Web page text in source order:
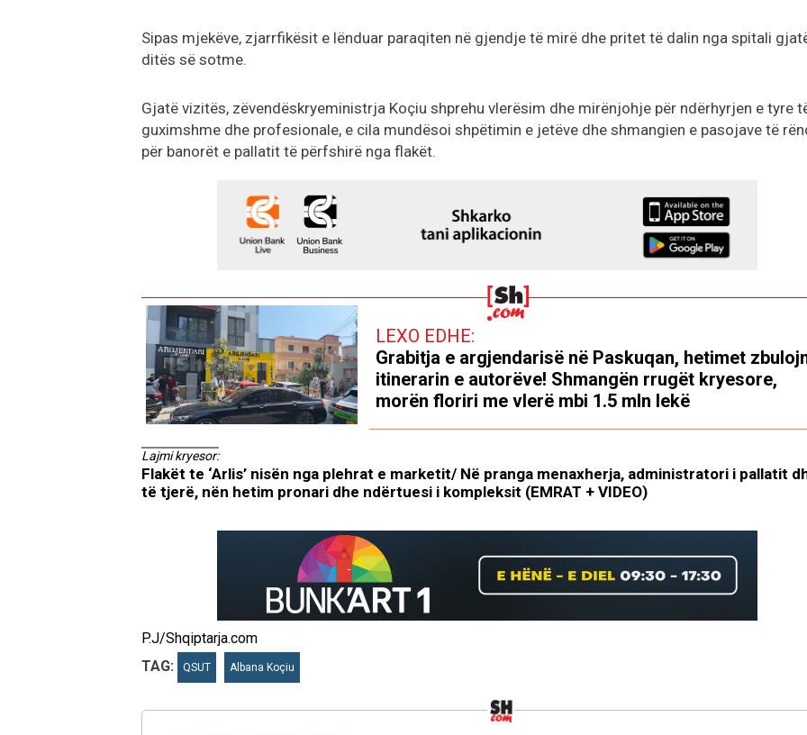
Sipas mjekëve, zjarrfikësit e lënduar paraqiten në gjendje të mirë dhe pritet të dalin nga spitali
ditës së sotme.
Gjatë vizitës, zëvendëskryeministrja Koçiu shprehu vlerësim dhe mirënjohje për ndërhyrjen e tyre
guximshme dhe profesionale, e cila mundësoi shpëtimin e jetëve dhe shmangien e pasojave të
për banorët e pallatit të përfshirë nga flakët.
LEXO EDHE:
Grabitja e argjendarisë në Paskuqan, hetimet
itinerarin e autorëve! Shmangën rrugët kryesore,
morën floriri me vlerë mbi 1.5 mln lekë
Lajmi kryesor:
Flakët te ‘Arlis’ nisën nga plehrat e marketit/ Në pranga menaxherja, administratori i pallatit
të tjerë, nën hetim pronari dhe ndërtuesi i kompleksit (EMRAT + VIDEO)
P.J/Shqiptarja.com
TAG:
QSUT Albana Koçiu